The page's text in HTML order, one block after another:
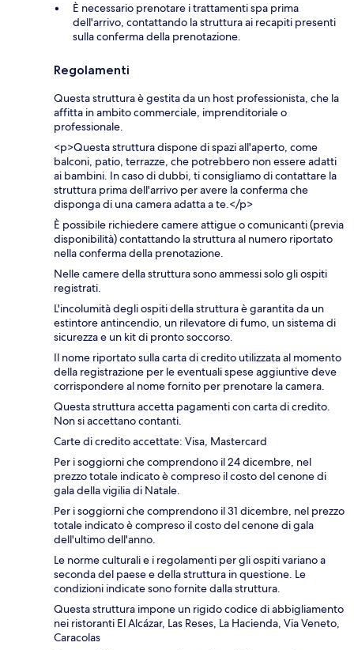
È necessario prenotare i trattamenti spa prima
dell'arrivo, contattando la struttura ai recapiti presenti
sulla conferma della prenotazione.
Regolamenti
Questa struttura è gestita da un host professionista, che la
affitta in ambito commerciale, imprenditoriale o
professionale.
<p>Questa struttura dispone di spazi all'aperto, come
balconi, patio, terrazze, che potrebbero non essere adatti
ai bambini. In caso di dubbi, ti consigliamo di contattare la
struttura prima dell'arrivo per avere la conferma che
disponga di una camera adatta a te.</p>
È possibile richiedere camere attigue o comunicanti (previa
disponibilità) contattando la struttura al numero riportato
nella conferma della prenotazione.
Nelle camere della struttura sono ammessi solo gli ospiti
registrati.
L'incolumità degli ospiti della struttura è garantita da un
estintore antincendio, un rilevatore di fumo, un sistema di
sicurezza e un kit di pronto soccorso.
Il nome riportato sulla carta di credito utilizzata al momento
della registrazione per le eventuali spese aggiuntive deve
corrispondere al nome fornito per prenotare la camera.
Questa struttura accetta pagamenti con carta di credito.
Non si accettano contanti.
Carte di credito accettate: Visa, Mastercard
Per i soggiorni che comprendono il 24 dicembre, nel
prezzo totale indicato è compreso il costo del cenone di
gala della vigilia di Natale.
Per i soggiorni che comprendono il 31 dicembre, nel prezzo
totale indicato è compreso il costo del cenone di gala
dell'ultimo dell'anno.
Le norme culturali e i regolamenti per gli ospiti variano a
seconda del paese e della struttura in questione. Le
condizioni indicate sono fornite dalla struttura.
Questa struttura impone un rigido codice di abbigliamento
nei ristoranti El Alcázar, Las Reses, La Hacienda, Via Veneto,
Caracolas